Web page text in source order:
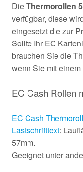
DieThermorollen
verfügbar, diese
eingesetzt die zur
Sollte Ihr EC
brauchen Sie die
wenn Sie mit einem
EC Cash Rollen
EC Cash
Lastschrifttext:
57mm.
Geeignet unter